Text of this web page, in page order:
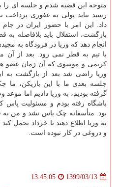
متوجه این قضیه شدم و جلسه ای را
رسید نباید پولی به غفوری پرداخت
داد. این امر با حضور ایران در
بازگشت، استقلال باید بلافاصله
انجام دهد که وریا در فرودگاه به
با تیم به قطر نمی رود. بعد از آن
کریمی و موسوی که آن زمان عضو
وریا راضی شد بعد از بازگشت به
جلسه بعدی ما با این بازیکن، ما
گرفته بودیم، به وریا دادیم اما
باشگاه رفته بودم و مسئولیت پاس
بود. متأسفانه چک پاس نشد و من به
به وریا اطلاع دهند تا خرداد تحمل
و دروغی در کار نبوده است.
1399/03/13
13:45:05